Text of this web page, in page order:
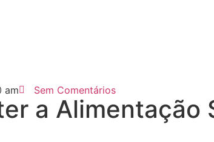
am Sem Comentários
a Alimentação